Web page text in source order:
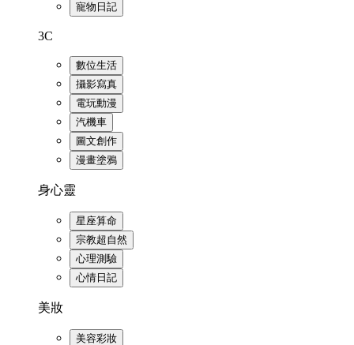
寵物日記
3C
數位生活
攝影寫真
電玩動漫
汽機車
圖文創作
漫畫塗鴉
身心靈
星座算命
宗教超自然
心理測驗
心情日記
美妝
美容彩妝